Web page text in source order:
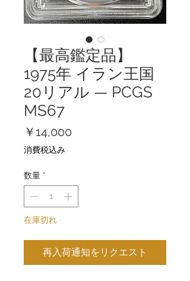
【最高鑑定品】
1975年 イラン王国
20リアル — PCGS
MS67
￥14,000
消費税込み
数量 *
在庫切れ
再入荷通知をリクエスト